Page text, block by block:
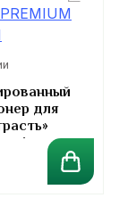
для